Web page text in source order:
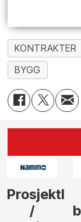
KONTRAKTER
BYGG
Anlegg
søker